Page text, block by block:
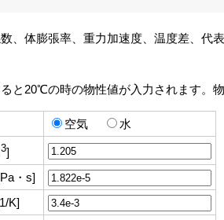
、体膨張率、重力加速度、温度差、代
と20℃の時の物性値が入力されます。
空気 水
3]
・s]
K]